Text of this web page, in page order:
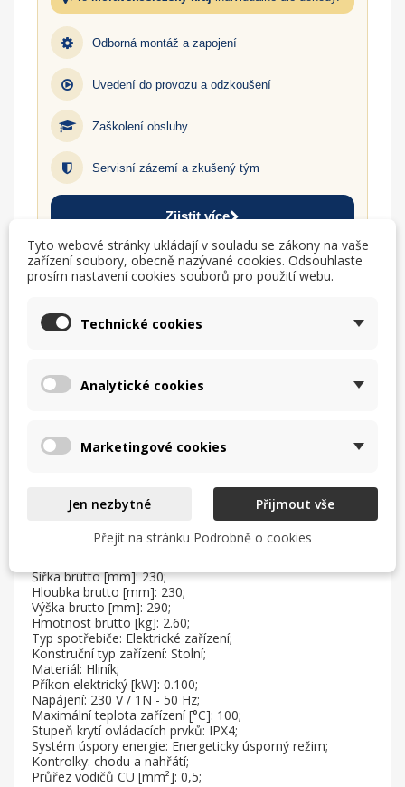
Odborná montáž a zapojení
Uvedení do provozu a odzkoušení
Zaškolení obsluhy
Servisní zázemí a zkušený tým
Zjistit více
help_outline MÁM DOTAZ
Popis
Sap kód: 00001448;
Šířka netto [mm]: 210;
Hloubka netto [mm]: 219;
Výška netto [mm]: 241;
Šířka brutto [mm]: 230;
Hloubka brutto [mm]: 230;
Výška brutto [mm]: 290;
Hmotnost brutto [kg]: 2.60;
Typ spotřebiče: Elektrické zařízení;
Konstruční typ zařízení: Stolní;
Materiál: Hliník;
Příkon elektrický [kW]: 0.100;
Napájení: 230 V / 1N - 50 Hz;
Maximální teplota zařízení [°C]: 100;
Stupeň krytí ovládacích prvků: IPX4;
Systém úspory energie: Energeticky úsporný režim;
Kontrolky: chodu a nahřátí;
Průřez vodičů CU [mm²]: 0,5;
Tyto webové stránky ukládají v souladu se zákony na vaše
zařízení soubory, obecně nazývané cookies. Odsouhlaste
prosím nastavení cookies souborů pro použití webu.
Technické cookies
Analytické cookies
Marketingové cookies
Jen nezbytné
Přijmout vše
Přejít na stránku Podrobně o cookies